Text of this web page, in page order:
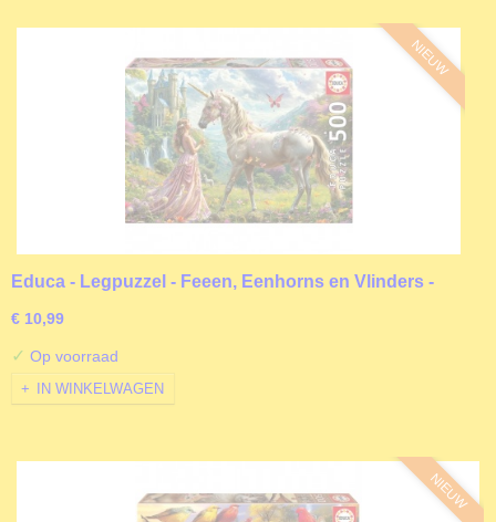
NIEUW
Educa - Legpuzzel - Feeen, Eenhorns en Vlinders -
€ 10,99
✓ Op voorraad
IN WINKELWAGEN
NIEUW